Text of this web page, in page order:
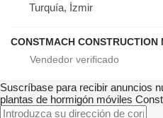
Turquía, İzmir
CONSTMACH CONSTRUCTION
Suscríbase para recibir anuncios
plantas de hormigón móviles